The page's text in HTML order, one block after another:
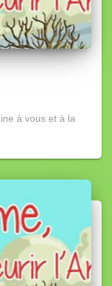
à vous et à la